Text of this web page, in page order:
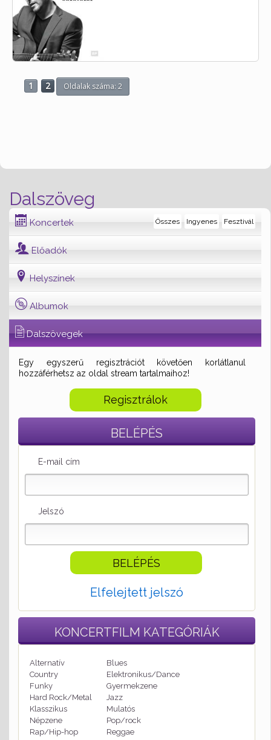
Dalszöveg
Koncertek Fesztivál
Ingyenes
Összes
Előadók
Helyszínek
Albumok
Dalszövegek
Egy egyszerű regisztrációt követően korlátlanul
hozzáférhetsz az oldal stream tartalmaihoz!
Regisztrálok
BELÉPÉS
E-mail cím
Jelszó
Elfelejtett jelszó
KONCERTFILM KATEGÓRIÁK
Alternatív
Blues
Country
Elektronikus/Dance
Funky
Gyermekzene
Hard Rock/Metal
Jazz
Klasszikus
Mulatós
Népzene
Pop/rock
Rap/Hip-hop
Reggae
1 2 Oldalak száma: 2